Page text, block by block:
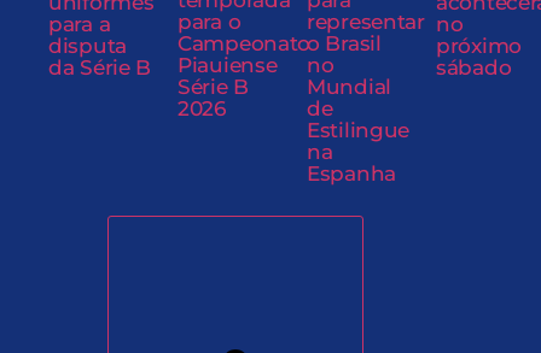
para a
disputa
da Série B
para o
Campeonato
Piauiense
Série B
2026
representar
o Brasil
no
Mundial
de
Estilingue
na
Espanha
no
próximo
sábado